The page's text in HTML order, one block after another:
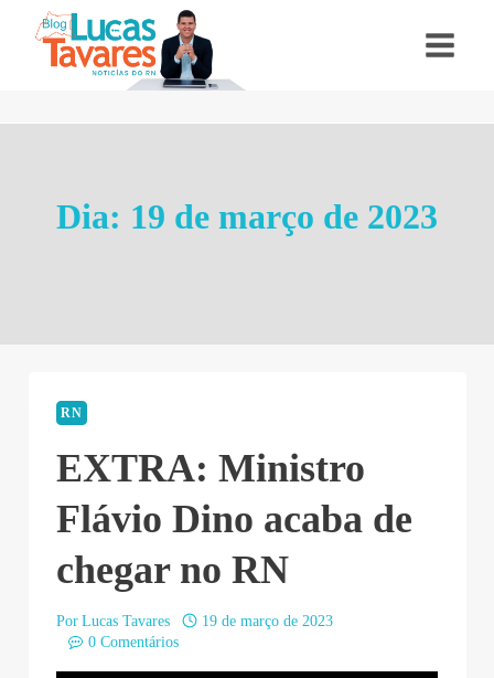
Dia: 19 de março de 2023
RN
EXTRA: Ministro
Flávio Dino acaba de
chegar no RN
Por Lucas Tavares
19 de março de 2023
0 Comentários